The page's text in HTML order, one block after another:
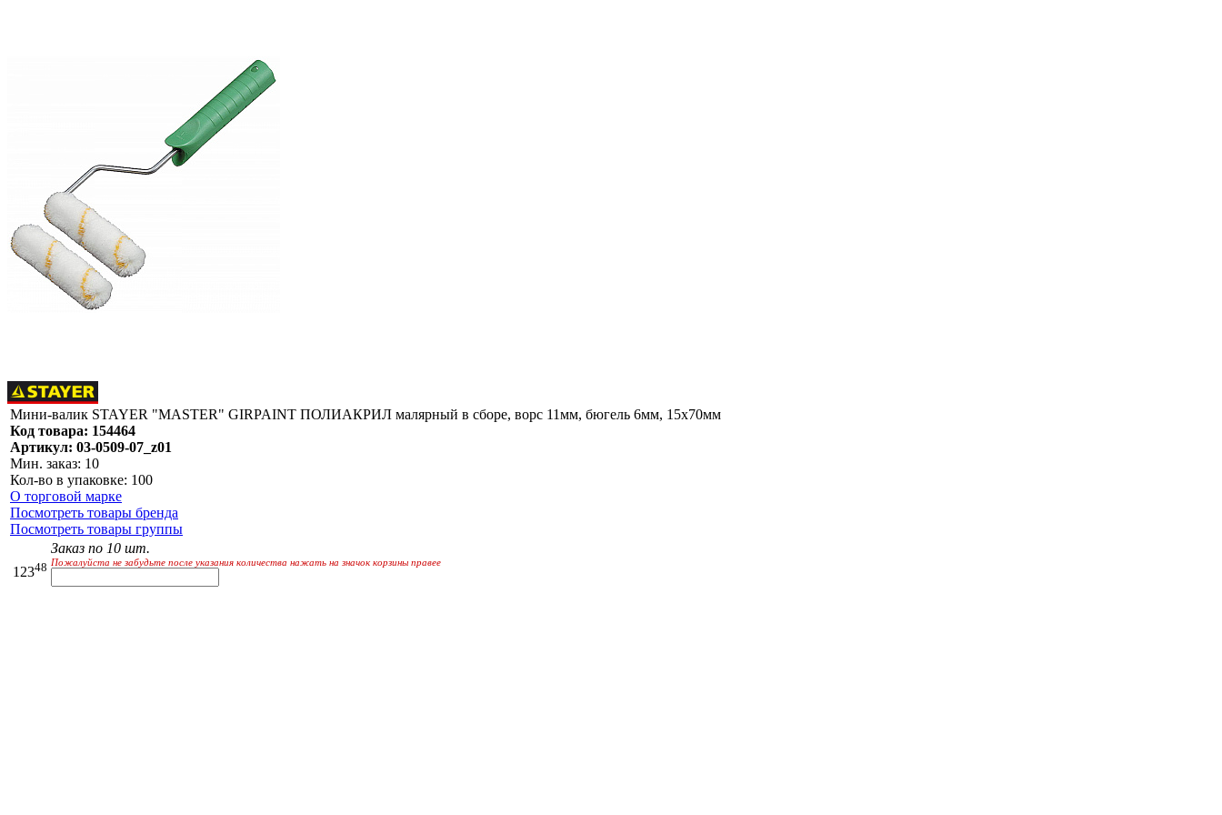
Мини-валик STAYER "MASTER" GIRPAINT ПОЛИАКРИЛ малярный в сборе, ворс 11мм, бюгель 6мм, 15х70мм
Код товара: 154464
Артикул: 03-0509-07_z01
Мин. заказ: 10
Кол-во в упаковке: 100
О торговой марке
Посмотреть товары бренда
Посмотреть товары группы
12348
Заказ по 10 шт.
Пожалуйста не забудьте после указания количества нажать на значок корзины правее